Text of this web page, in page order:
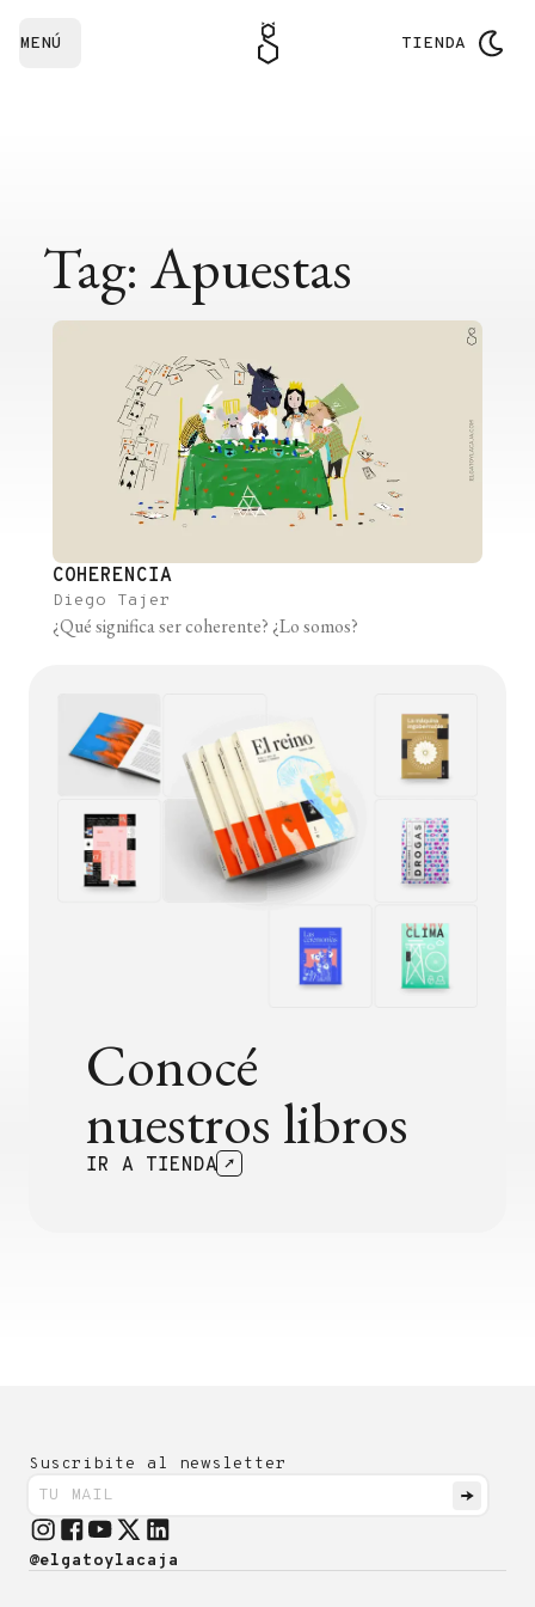
MENÚ TIENDA
Tag: Apuestas
COHERENCIA
Diego Tajer
¿Qué significa ser coherente? ¿Lo somos?
Conocé
nuestros libros
IR A TIENDA
Suscribite al newsletter
@elgatoylacaja